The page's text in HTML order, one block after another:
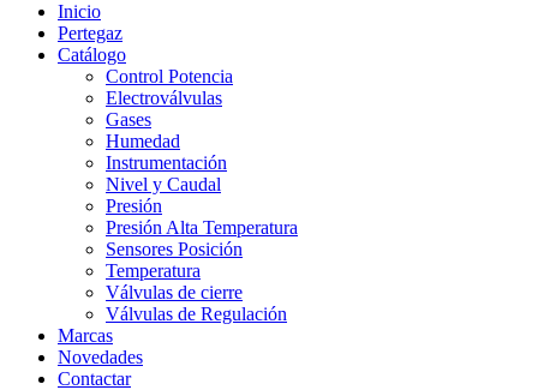
Inicio
Pertegaz
Catálogo
Control Potencia
Electroválvulas
Gases
Humedad
Instrumentación
Nivel y Caudal
Presión
Presión Alta Temperatura
Sensores Posición
Temperatura
Válvulas de cierre
Válvulas de Regulación
Marcas
Novedades
Contactar